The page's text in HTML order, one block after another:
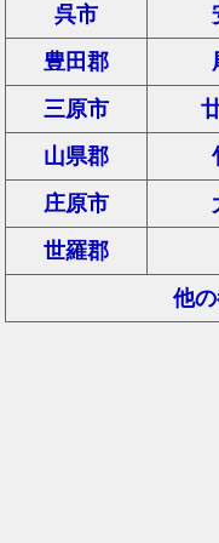
呉市
豊田郡
三原市
山県郡
庄原市
世羅郡
他